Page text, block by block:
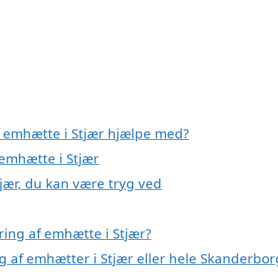
emhætte i Stjær hjælpe med?
i Stjær
du kan være tryg ved
af emhætte i Stjær?
af emhætter i Stjær eller hele